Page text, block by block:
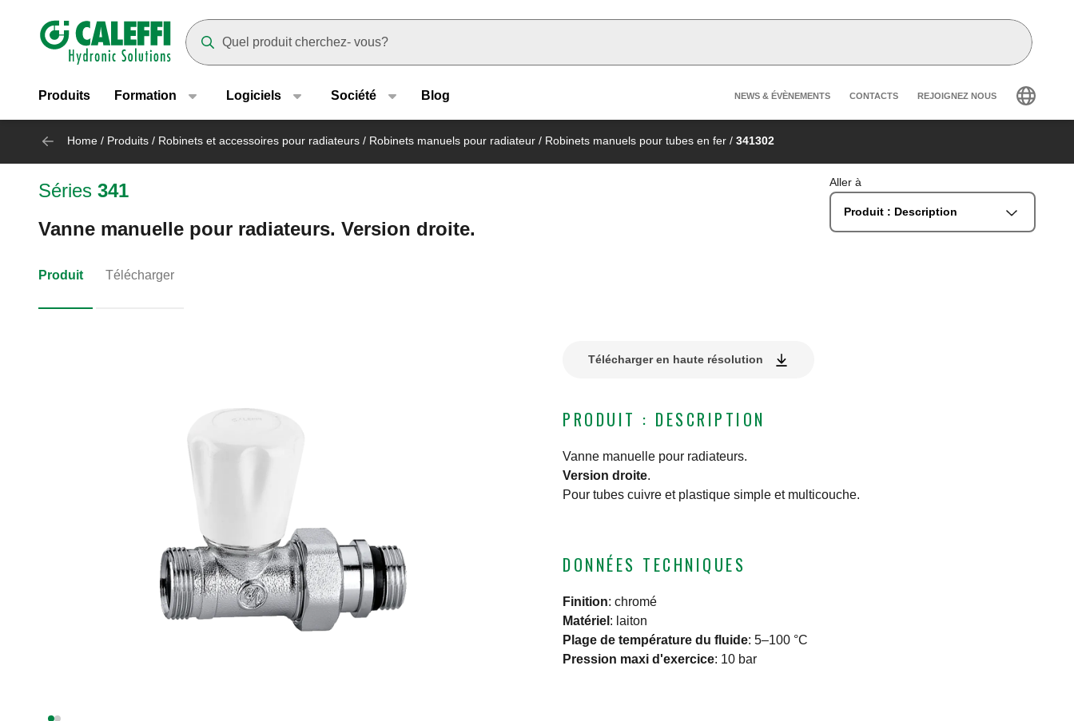
Header main navigation
Produits Formation Logiciels Société Blog Header secondary navigation
NEWS & ÉVÈNEMENTS CONTACTS REJOIGNEZ NOUS
Home / Produits / Robinets et accessoires pour radiateurs / Robinets manuels pour radiateur / Robinets manuels pour tubes en fer / 341302
Séries 341
Vanne manuelle pour radiateurs. Version droite.
Aller à
Produit : Description
Produit Télécharger
Télécharger en haute résolution
PRODUIT : DESCRIPTION
Vanne manuelle pour radiateurs.
Version droite.
Pour tubes cuivre et plastique simple et multicouche.
DONNÉES TECHNIQUES
Finition: chromé
Matériel : laiton
Plage de température du fluide: 5–100 °C
Pression maxi d'exercice: 10 bar